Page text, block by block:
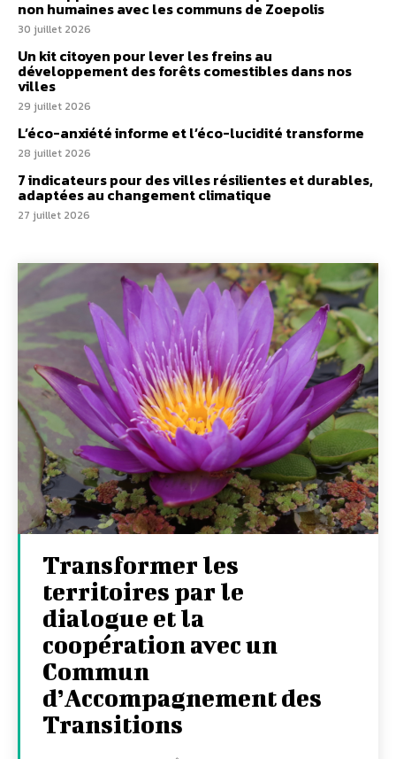
non humaines avec les communs de Zoepolis
30 juillet 2026
Un kit citoyen pour lever les freins au
développement des forêts comestibles dans nos
villes
29 juillet 2026
L’éco-anxiété informe et l’éco-lucidité transforme
28 juillet 2026
7 indicateurs pour des villes résilientes et durables,
adaptées au changement climatique
27 juillet 2026
Transformer les
territoires par le
dialogue et la
coopération avec un
Commun
d’Accompagnement des
Transitions